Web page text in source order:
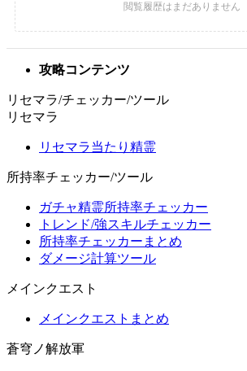
攻略コンテンツ
リセマラ/チェッカー/ツール
リセマラ
リセマラ当たり精霊
所持率チェッカー/ツール
ガチャ精霊所持率チェッカー
トレンド/強スキルチェッカー
所持率チェッカーまとめ
ダメージ計算ツール
メインクエスト
メインクエストまとめ
蒼穹ノ解放軍